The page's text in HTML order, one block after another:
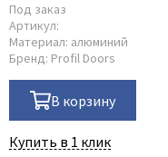
Под заказ
Артикул:
Материал: алюминий
Бренд: Profil Doors
В корзину
Купить в 1 клик